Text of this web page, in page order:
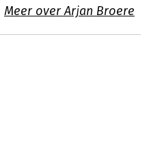
Meer over Arjan Broere